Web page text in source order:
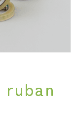
ruban